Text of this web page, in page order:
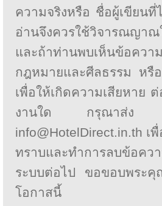
ความจริงหรือ ชื่อผู้เขียนที่
อ่านจึงควรใช้วิจารณญาณ
และถ้าท่านพบเห็นข้อควา
กฎหมายและศีลธรรม หรื
เพื่อให้เกิดความเสียหาย
งานใด กรุณาส่ง
info@HotelDirect.in.th เ
ทราบและทำการลบข้อ
ระบบต่อไป ขอขอบพระ
โอกาสนี้